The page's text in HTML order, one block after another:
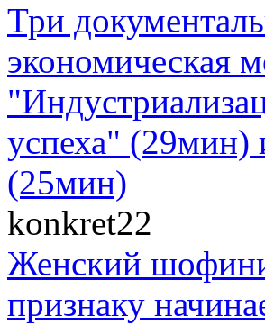
Три
экономическая
успеха"
(25мин)
konkret22
Женский
признаку